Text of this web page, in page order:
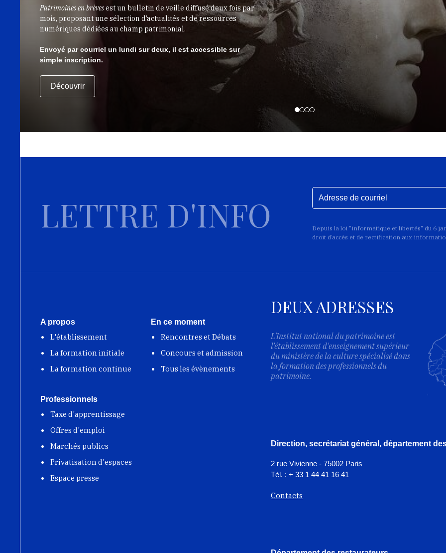
Patrimoines en brèvesest un bulletin de veille diffusé deux fois par
mois, proposant une sélection d’actualités et de ressources
numériques dédiées au champ patrimonial.
Envoyé par courriel un lundi sur deux, il est accessible sur
simple inscription.
Découvrir
LETTRE D'INFO
Depuis la loi "informatique et libertés" du 6
droit d’accès et de rectification aux
A propos
L'établissement
La formation initiale
La formation continue
En ce moment
Rencontres et Débats
Concours et admission
Tous les évènements
Professionnels
Taxe d'apprentissage
Offres d'emploi
Marchés publics
Privatisation d'espaces
Espace presse
DEUX ADRESSES
L'Institut national du patrimoine est
l’établissement d'enseignement supérieur
du ministère de la culture spécialisé dans
la formation des professionnels du
patrimoine.
Direction, secrétariat général, département
2 rue Vivienne - 75002 Paris
Tél. : + 33 1 44 41 16 41
Contacts